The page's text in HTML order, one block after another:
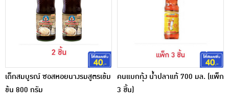
เด็กสมบูรณ์ ซอสหอยนางรมสูตรเข้ม
ข้น 800 กรัม
คนแบกกุ้ง น้ำปลาแท้ 700 มล. (แพ็ก
3 ชิ้น)